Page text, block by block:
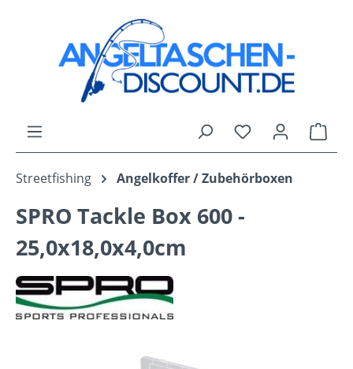
Zum Hauptinhalt springen
Du hast 0
Streetfishing Angelkoffer / Zubehörboxen
SPRO Tackle Box 600 -
25,0x18,0x4,0cm
Bildergalerie überspringen